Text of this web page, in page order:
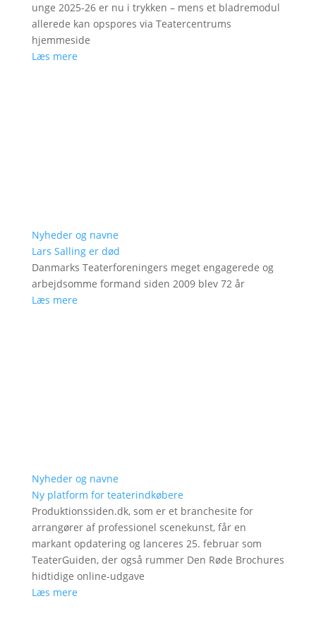
unge 2025-26 er nu i trykken – mens et bladremodul
allerede kan opspores via Teatercentrums
hjemmeside
Læs mere
Nyheder og navne
Lars Salling er død
Danmarks Teaterforeningers meget engagerede og
arbejdsomme formand siden 2009 blev 72 år
Læs mere
Nyheder og navne
Ny platform for teaterindkøbere
Produktionssiden.dk, som er et branchesite for
arrangører af professionel scenekunst, får en
markant opdatering og lanceres 25. februar som
TeaterGuiden, der også rummer Den Røde Brochures
hidtidige online-udgave
Læs mere